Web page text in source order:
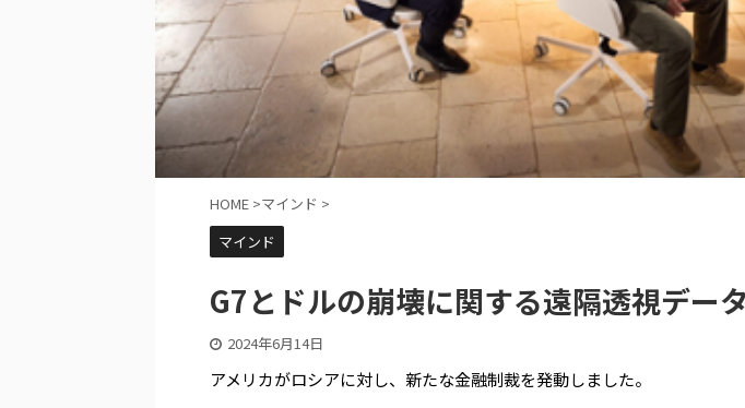
HOME >マインド >
マインド
G7とドルの崩壊に関する遠隔透視データ
2024年6月14日
アメリカがロシアに対し、新たな金融制裁を発動しました。